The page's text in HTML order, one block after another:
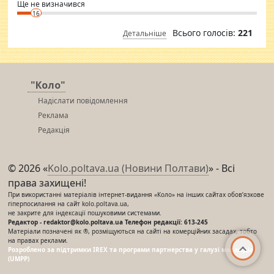
Ще не визначився
16
Детальніше Всього голосів: 221
"Коло"
Надіслати повідомлення
Реклама
Редакція
© 2026 «Kolo.poltava.ua (Новини Полтави)» - Всі
права захищені!
При використанні матеріалів інтернет-видання «Коло» на інших сайтах обов’язкове
гіперпосилання на сайт kolo.poltava.ua,
не закрите для індексації пошуковими системами.
Редактор - redaktor@kolo.poltava.ua Телефон редакції: 613-245
Матеріали позначені як ®, розміщуються на сайті на комерційних засадах, тобто
на правах реклами.
Розроблено за підтримки IREX та програми партнерства у галузі мас-медіа
(UMPP)